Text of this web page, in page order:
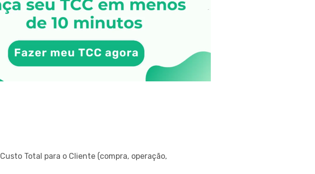
Total para o Cliente (compra, operação,